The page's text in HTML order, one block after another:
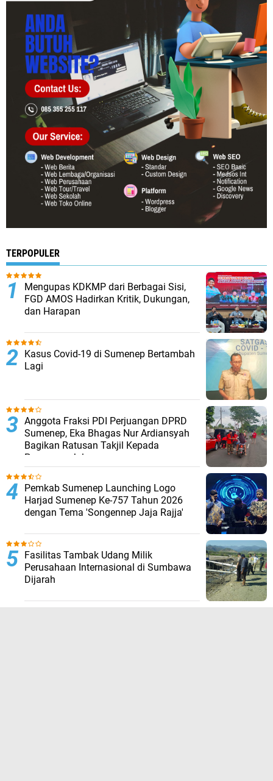
TERPOPULER
Mengupas KDKMP dari Berbagai Sisi,
FGD AMOS Hadirkan Kritik, Dukungan,
dan Harapan
Kasus Covid-19 di Sumenep Bertambah
Lagi
Anggota Fraksi PDI Perjuangan DPRD
Sumenep, Eka Bhagas Nur Ardiansyah
Bagikan Ratusan Takjil Kepada
Pengguna Jalan
Pemkab Sumenep Launching Logo
Harjad Sumenep Ke-757 Tahun 2026
dengan Tema 'Songennep Jaja Rajja'
Fasilitas Tambak Udang Milik
Perusahaan Internasional di Sumbawa
Dijarah